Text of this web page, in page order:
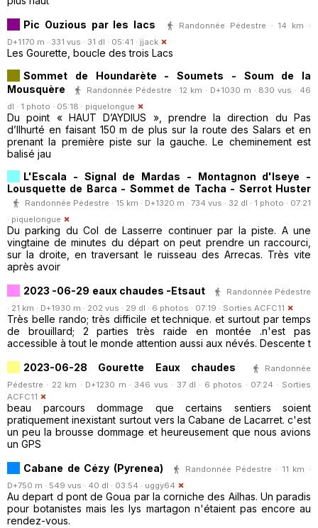
Pic Ouzious par les lacs
Randonnée Pédestre · 14 km ·
D+1170 m · 331 vus · 31 dl · 05:41 · jjack
Les Gourette, boucle des trois Lacs
Sommet de Houndarète - Soumets - Soum de la
Mousquère
Randonnée Pédestre · 12 km · D+1030 m · 830 vus · 46
dl · 1 photo · 05:18 · piquelongue
Du point « HAUT D’AYDIUS », prendre la direction du Pas
d’Ilhurté en faisant 150 m de plus sur la route des Salars et en
prenant la première piste sur la gauche. Le cheminement est
balisé jau
L'Escala - Signal de Mardas - Montagnon d'Iseye -
Lousquette de Barca - Sommet de Tacha - Serrot Huster
Randonnée Pédestre · 15 km · D+1320 m · 734 vus · 32 dl · 1 photo · 07:21
· piquelongue
Du parking du Col de Lasserre continuer par la piste. A une
vingtaine de minutes du départ on peut prendre un raccourci,
sur la droite, en traversant le ruisseau des Arrecas. Très vite
après avoir
2023 -06-29 eaux chaudes -Etsaut
Randonnée Pédestre
· 21 km · D+1930 m · 202 vus · 29 dl · 6 photos · 07:19 · Sorties ACFC11
Très belle rando; très difficile et technique. et surtout par temps
de brouillard; 2 parties très raide en montée .n'est pas
accessible à tout le monde attention aussi aux névés. Descente t
2023-06-28 Gourette Eaux chaudes
Randonnée
Pédestre · 22 km · D+1230 m · 346 vus · 37 dl · 6 photos · 07:24 · Sorties
ACFC11
beau parcours dommage que certains sentiers soient
pratiquement inexistant surtout vers la Cabane de Lacarret. c'est
un peu la brousse dommage et heureusement que nous avions
un GPS
Cabane de Cézy (Pyrenea)
Randonnée Pédestre · 11 km ·
D+750 m · 549 vus · 40 dl · 03:54 · uggy64
Au depart d pont de Goua par la corniche des Ailhas. Un paradis
pour botanistes mais les lys martagon n'étaient pas encore au
rendez-vous.